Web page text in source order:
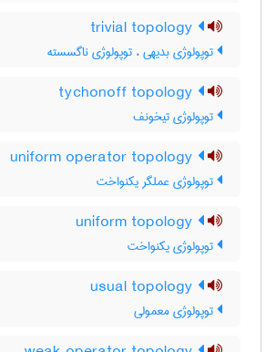
توپولوژی بدیهی ، توپولوژی ناگسسته
توپولوژی تیخونف
توپولوژی عملگر یکنواخت
توپولوژی یکنواخت
توپولوژی معمولی